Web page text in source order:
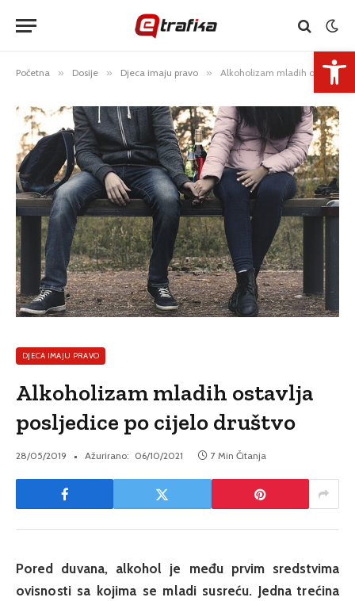
Početna » Dosije » Djeca imaju pravo » Alkoholizam mladih ostavlja posljedice po cijelo društvo
DJECA IMAJU PRAVO
Alkoholizam mladih ostavlja
posljedice po cijelo društvo
28/05/2019 Ažurirano: 06/10/2021 7 Min Čitanja
Pored duvana, alkohol je među prvim sredstvima
ovisnosti sa kojima se mladi susreću. Jedna trećina